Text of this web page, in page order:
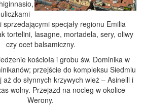
specjały regionu Emilia
tortelini, lasagne, mortadela, sery, oliwy
czy ocet balsamiczny.
kościoła i grobu św. Dominika w
przejście do kompleksu Siedmiu
aż do słynnych krzywych wież – Asinelli i
wolny. Przejazd na nocleg w okolice
Werony.